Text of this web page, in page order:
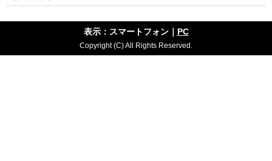
表示：スマートフォン｜ PC
Copyright (C) All Rights Reserved.